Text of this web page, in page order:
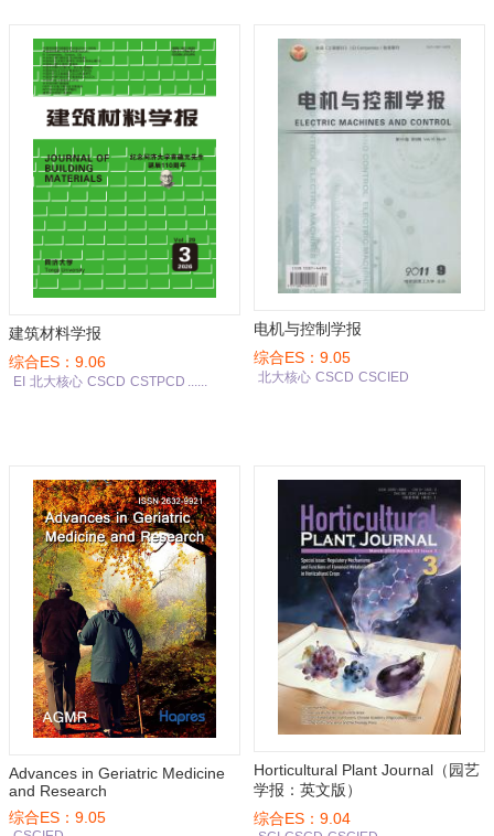
建筑材料学报
综合ES：9.06
EI 北大核心 CSCD CSTPCD
电机与控制学报
综合ES：9.05
北大核心 CSCD CSCIED
Advances in Geriatric Medicine
and Research
综合ES：9.05
Horticultural Plant Journal（园艺
学报：英文版）
综合ES：9.04